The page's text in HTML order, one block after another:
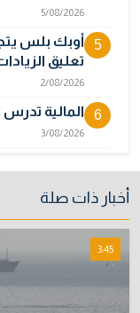
5/08/2026
5
أوبك بلس
تعليق
2/08/2026
6 المالية تدرس 3 خيارات لتجاوز أزمة رواتب الموظفين
3/08/2026
31/07/2026
8
خطر "إيبولا"
أخبار ذات صلة
3:45